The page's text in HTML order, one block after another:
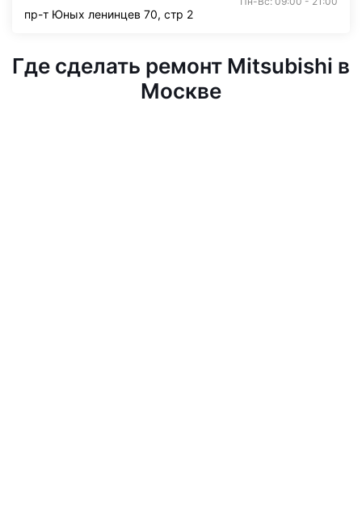
пр-т Юных ленинцев 70, стр 2
Где сделать ремонт Mitsubishi в
Москве